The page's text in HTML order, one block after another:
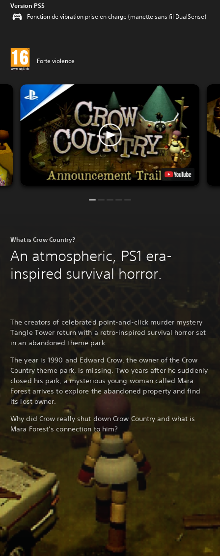
Version PS5
Fonction de vibration prise en charge (manette sans fil DualSense)
Forte violence
What is Crow Country?
An atmospheric, PS1 era-
inspired survival horror.
The creators of celebrated point-and-click murder mystery
Tangle Tower return with a retro-inspired survival horror set
in an abandoned theme park.
The year is 1990 and Edward Crow, the owner of the Crow
Country theme park, is missing. Two years after he suddenly
closed his park, a mysterious young woman called Mara
Forest arrives to explore the abandoned property and find
its lost owner.
Why did Crow really shut down Crow Country and what is
Mara Forest’s connection to him?